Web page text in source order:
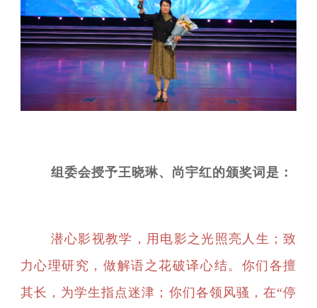
组委会授予王晓琳、尚宇红的颁奖词是：
潜心影视教学，用电影之光照亮人生；致
力心理研究，做解语之花破译心结。你们各擅
其长，为学生指点迷津；你们各领风骚，在“停